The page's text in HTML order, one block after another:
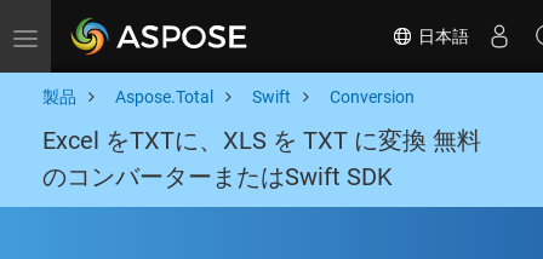
Toggle navigation 日本語
製品 Aspose.Total Swift Conversion
Excel をTXTに、XLS を TXT に変換 無料
のコンバーターまたはSwift SDK